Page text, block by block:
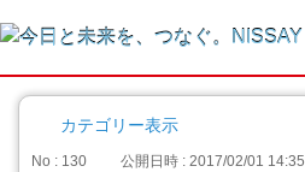
カテゴリー表示
No : 130 公開日時 : 2017/02/01 14:35